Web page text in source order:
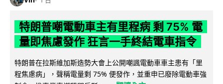
特朗普嘲電動車主有里程病 剩 75% 電
量即焦慮發作 狂言一手終結電車指令
特朗普在拉斯維加斯造勢大會上公開嘲諷電動車車主患有「里
程焦慮病」，聲稱電量剩 75% 便發作，並重申已廢除電動車強